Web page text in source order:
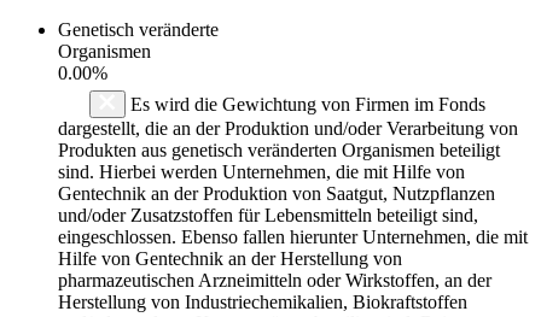
Genetisch veränderte
Organismen
0.00%
Es wird die Gewichtung von Firmen im Fonds
dargestellt, die an der Produktion und/oder Verarbeitung von
Produkten aus genetisch veränderten Organismen beteiligt
sind. Hierbei werden Unternehmen, die mit Hilfe von
Gentechnik an der Produktion von Saatgut, Nutzpflanzen
und/oder Zusatzstoffen für Lebensmitteln beteiligt sind,
eingeschlossen. Ebenso fallen hierunter Unternehmen, die mit
Hilfe von Gentechnik an der Herstellung von
pharmazeutischen Arzneimitteln oder Wirkstoffen, an der
Herstellung von Industriechemikalien, Biokraftstoffen